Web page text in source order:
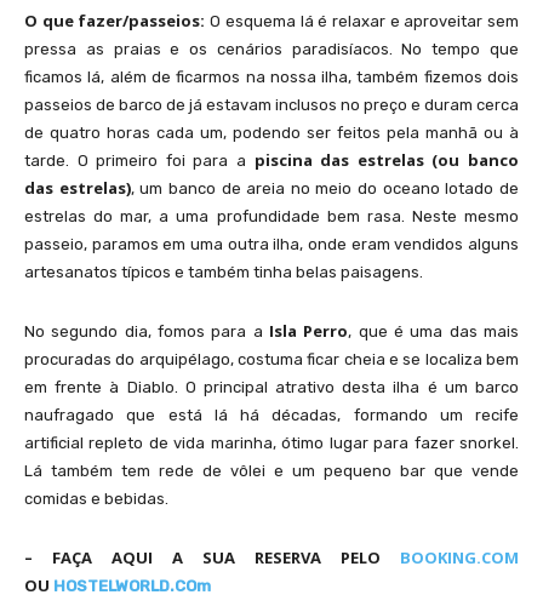
Passeio de barco leva até a piscina das estrelas, um banco de areia
Uma das diversas estrelas do mar localizadas na piscina natural em San Blas
O que fazer/passeios:O esquema lá é relaxar e aproveitar sem
pressa as praias e os cenários paradisíacos. No tempo que
ficamos lá, além de ficarmos na nossa ilha, também fizemos dois
passeios de barco de já estavam inclusos no preço e duram cerca
de quatro horas cada um, podendo ser feitos pela manhã ou à
tarde. O primeiro foi para a piscina das estrelas (ou banco
das estrelas), um banco de areia no meio do oceano lotado de
estrelas do mar, a uma profundidade bem rasa. Neste mesmo
passeio, paramos em uma outra ilha, onde eram vendidos alguns
artesanatos típicos e também tinha belas paisagens.
No segundo dia, fomos para a Isla Perro, que é uma das mais
procuradas do arquipélago, costuma ficar cheia e se localiza bem
em frente à Diablo. O principal atrativo desta ilha é um barco
naufragado que está lá há décadas, formando um recife
artificial repleto de vida marinha, ótimo lugar para fazer snorkel.
Lá também tem rede de vôlei e um pequeno bar que vende
comidas e bebidas.
– FAÇA AQUI A SUA RESERVA PELO BOOKING.COM
OU HOSTELWORLD.COm